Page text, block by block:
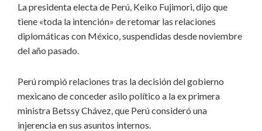
La presidenta electa de Perú, Keiko Fujimori, dijo que
tiene «toda la intención» de retomar las relaciones
diplomáticas con México, suspendidas desde noviembre
del año pasado.
Perú rompió relaciones tras la decisión del gobierno
mexicano de conceder asilo político a la ex primera
ministra Betssy Chávez, que Perú consideró una
injerencia en sus asuntos internos.